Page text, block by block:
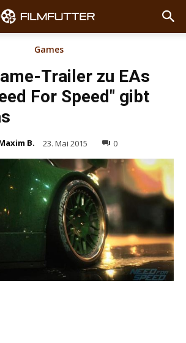
Games
Trailer zu EAs
For Speed" gibt
B. 23. Mai 2015 0